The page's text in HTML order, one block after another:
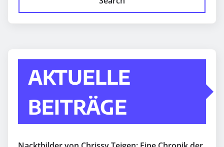
AKTUELLE
BEITRÄGE